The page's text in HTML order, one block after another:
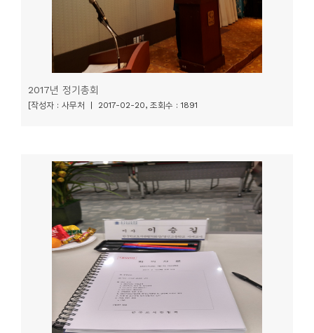
2017년 정기총회
[작성자 : 사무처 | 2017-02-20, 조회수 : 1891